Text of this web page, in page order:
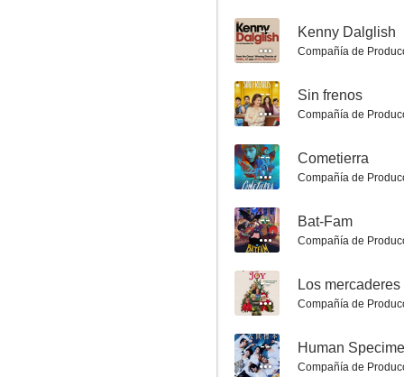
6.3
Reyes contra Santa
-- Kenny Dalglish
Compañía de
-- Sin frenos
Compañía de
-- Cometierra
Compañía de
-- Bat-Fam
Compañía de
-- Los
Compañía de
-- Human
Compañía de